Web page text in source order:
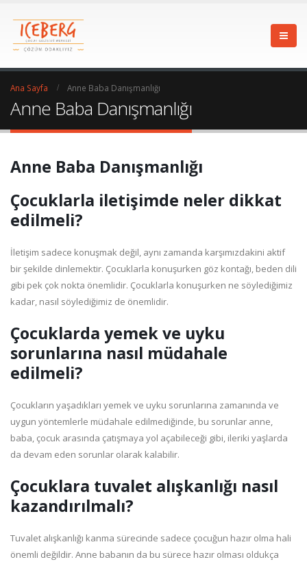
Ana Sayfa Anne Baba Danışmanlığı
Anne Baba Danışmanlığı
Anne Baba Danışmanlığı
Çocuklarla iletişimde neler dikkat
edilmeli?
İletişim sadece konuşmak değil, aynı zamanda karşımızdakini aktif
bir şekilde dinlemektir. Çocuklarla konuşurken göz kontağı, beden dili
gibi pek çok nokta önemlidir. Çocuklarla konuşurken ne söylediğimiz
kadar, nasıl söylediğimiz de önemlidir.
Çocuklarda yemek ve uyku
sorunlarına nasıl müdahale
edilmeli?
Çocukların yaşadıkları yemek ve uyku sorunlarına zamanında ve
uygun yöntemlerle müdahale edilmediğinde, bu sorunlar anne,
baba, çocuk arasında çatışmaya yol açabileceği gibi, ileriki yaşlarda
da devam eden sorunlar olarak kalabilir.
Çocuklara tuvalet alışkanlığı nasıl
kazandırılmalı?
Tuvalet alışkanlığı kanma sürecinde sadece çocuğun hazır olma hali
önemli değildir. Anne babanın da bu sürece hazır olması oldukça